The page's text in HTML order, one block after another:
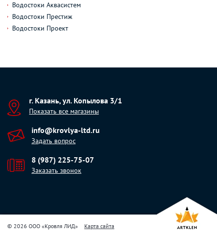
Водостоки Аквасистем
Водостоки Престиж
Водостоки Проект
г. Казань, ул. Копылова 3/1
Показать все магазины
info@krovlya-ltd.ru
Задать вопрос
8 (987) 225-75-07
Заказать звонок
© 2026 ООО «Кровля ЛИД» Карта сайта